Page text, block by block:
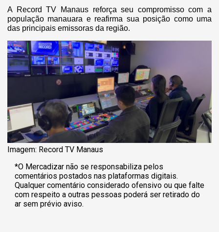
A Record TV Manaus reforça seu compromisso com a
população manauara e reafirma sua posição como uma
das principais emissoras da região.
Imagem: Record TV Manaus
*O Mercadizar não se responsabiliza pelos
comentários postados nas plataformas digitais.
Qualquer comentário considerado ofensivo ou que falte
com respeito a outras pessoas poderá ser retirado do
ar sem prévio aviso.